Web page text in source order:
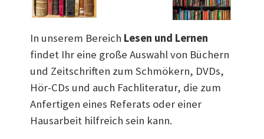
In unserem Bereich Lesen und Lernen
findet Ihr eine große Auswahl von Büchern
und Zeitschriften zum Schmökern, DVDs,
Hör-CDs und auch Fachliteratur, die zum
Anfertigen eines Referats oder einer
Hausarbeit hilfreich sein kann.